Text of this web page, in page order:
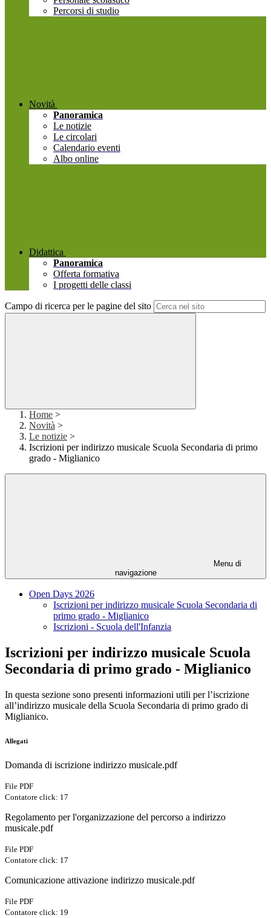
Percorsi di studio
Novità
Panoramica
Le notizie
Le circolari
Calendario eventi
Albo online
Didattica
Panoramica
Offerta formativa
I progetti delle classi
Campo di ricerca per le pagine del sito
Home >
Novità >
Le notizie >
Iscrizioni per indirizzo musicale Scuola Secondaria di primo
grado - Miglianico
Menu di
navigazione
Open Days 2026
Iscrizioni per indirizzo musicale Scuola Secondaria di
primo grado - Miglianico
Iscrizioni - Scuola dell'Infanzia
Iscrizioni per indirizzo musicale Scuola
Secondaria di primo grado - Miglianico
In questa sezione sono presenti informazioni utili per l’iscrizione
all’indirizzo musicale della Scuola Secondaria di primo grado di
Miglianico.
Allegati
Domanda di iscrizione indirizzo musicale.pdf
File PDF
Contatore click: 17
Regolamento per l'organizzazione del percorso a indirizzo
musicale.pdf
File PDF
Contatore click: 17
Comunicazione attivazione indirizzo musicale.pdf
File PDF
Contatore click: 19